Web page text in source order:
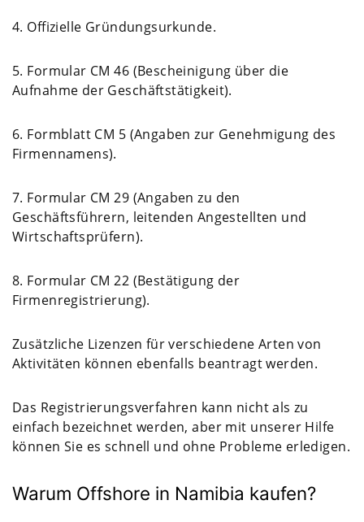
4. Offizielle Gründungsurkunde.
5. Formular CM 46 (Bescheinigung über die
Aufnahme der Geschäftstätigkeit).
6. Formblatt CM 5 (Angaben zur Genehmigung des
Firmennamens).
7. Formular CM 29 (Angaben zu den
Geschäftsführern, leitenden Angestellten und
Wirtschaftsprüfern).
8. Formular CM 22 (Bestätigung der
Firmenregistrierung).
Zusätzliche Lizenzen für verschiedene Arten von
Aktivitäten können ebenfalls beantragt werden.
Das Registrierungsverfahren kann nicht als zu
einfach bezeichnet werden, aber mit unserer Hilfe
können Sie es schnell und ohne Probleme erledigen.
Warum Offshore in Namibia kaufen?